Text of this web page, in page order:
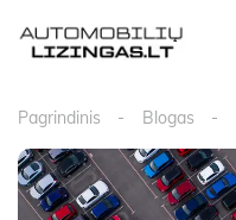
Pagrindinis Blogas